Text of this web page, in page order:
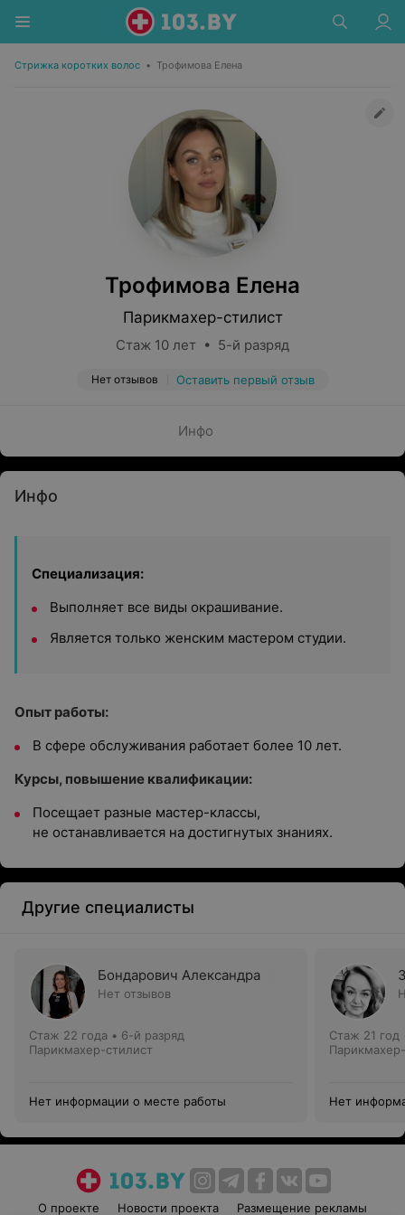
Стрижка коротких волос • Трофимова Елена
Трофимова Елена
Парикмахер-стилист
Стаж 10 лет • 5-й разряд
Нет отзывов Оставить первый отзыв
Инфо
Инфо
Специализация:
Выполняет все виды окрашивание.
Является только женским мастером студии.
Опыт работы:
В сфере обслуживания работает более 10 лет.
Курсы, повышение квалификации:
Посещает разные мастер-классы,
не останавливается на достигнутых знаниях.
Другие специалисты
Бондарович Александра
Нет отзывов
Стаж 22 года • 6-й разряд
Парикмахер-стилист
Нет информации о месте работы
Стаж 21 год
Нет
О проекте Новости проекта Размещение рекламы